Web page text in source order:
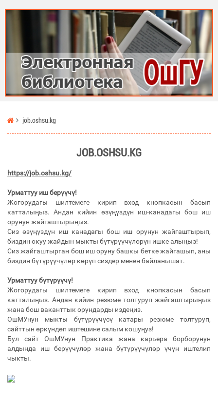
job.oshsu.kg
JOB.OSHSU.KG
https://job.oshsu.kg/
Урматтуу иш берүүчү!
Жогорудагы шилтемеге кирип вход кнопкасын басып
катталыңыз. Андан кийин өзүңүздүн иш-канадагы бош иш
орунун жайгаштырыңыз.
Сиз өзүңүздүн иш канадагы бош иш орунун жайгаштырып,
биздин окуу жайдын мыкты бүтүрүүчүлөрүн ишке алыңыз!
Сиз жайгаштырган бош иш оруну башкы бетке жайгашып, аны
биздин бүтүрүүчүлөр көрүп сиздер менен байланышат.
Урматтуу бүтүрүүчү!
Жогорудагы шилтемеге кирип вход кнопкасын басып
катталыңыз. Андан кийин резюме толтуруп жайгаштырыңыз
жана бош ваканттык орундарды издеңиз.
ОшМУнун мыкты бүтүрүүчүсү катары резюме толтуруп,
сайттын өркүндөп иштешине салым кошуңуз!
Бул сайт ОшМУнун Практика жана карьера борборунун
алдында иш берүүчүлөр жана бүтүрүүчүлөр үчүн иштелип
чыкты.